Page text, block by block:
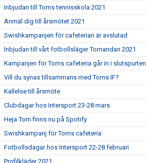
Inbjudan till Torns tennisskola 2021
Anmäl dig till årsmötet 2021
Swishkampanjen för cafeterian är avslutad
Inbjudan till vårt fotbollsläger Tornandan 2021
Kampanjen för Torns cafeteria går in i slutspurten
Vill du synas tillsammans med Torns IF?
Kallelse till årsmöte
Clubdagar hos Intersport 23-28 mars
Heja Torn finns nu på Spotify
Swishkampanj för Torns cafeteria
Fotbollsdagar hos Intersport 22-28 februari
Profilkläder 2021